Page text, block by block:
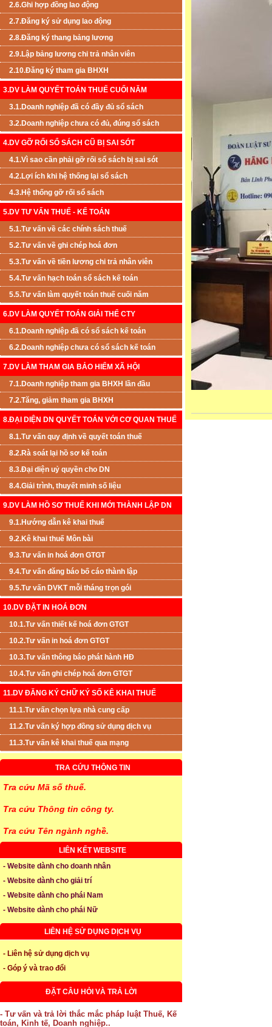
2.6.Ghi hợp đồng lao động
2.7.Đăng ký sử dụng lao động
2.8.Đăng ký thang bảng lương
2.9.Lập bảng lương chi trả nhân viên
2.10.Đăng ký tham gia BHXH
3.DV LÀM QUYẾT TOÁN THUẾ CUỐI NĂM
3.1.Doanh nghiệp đã có đầy đủ sổ sách
3.2.Doanh nghiệp chưa có đủ, đúng sổ sách
4.DV GỠ RỐI SỔ SÁCH CŨ BỊ SAI SÓT
4.1.Vì sao cần phải gỡ rối sổ sách bị sai sót
4.2.Lợi ích khi hệ thống lại sổ sách
4.3.Hệ thống gỡ rối sổ sách
5.DV TƯ VẤN THUẾ - KẾ TOÁN
5.1.Tư vấn về các chính sách thuế
5.2.Tư vấn về ghi chép hoá đơn
5.3.Tư vấn về tiền lương chi trả nhân viên
5.4.Tư vấn hạch toán sổ sách kế toán
5.5.Tư vấn làm quyết toán thuế cuối năm
6.DV LÀM QUYẾT TOÁN GIẢI THỂ CTY
6.1.Doanh nghiệp đã có sổ sách kế toán
6.2.Doanh nghiệp chưa có sổ sách kế toán
7.DV LÀM THAM GIA BẢO HIỂM XÃ HỘI
7.1.Doanh nghiệp tham gia BHXH lần đầu
7.2.Tăng, giảm tham gia BHXH
8.ĐẠI DIỆN DN QUYẾT TOÁN VỚI CƠ QUAN THUẾ
8.1.Tư vấn quy định về quyết toán thuế
8.2.Rà soát lại hồ sơ kế toán
8.3.Đại diện uỷ quyền cho DN
8.4.Giải trình, thuyết minh số liệu
9.DV LÀM HỒ SƠ THUẾ KHI MỚI THÀNH LẬP DN
9.1.Hướng dẫn kê khai thuế
9.2.Kê khai thuế Môn bài
9.3.Tư vấn in hoá đơn GTGT
9.4.Tư vấn đăng báo bố cáo thành lập
9.5.Tư vấn DVKT mỗi tháng trọn gói
10.DV ĐẶT IN HOÁ ĐƠN
10.1.Tư vấn thiết kế hoá đơn GTGT
10.2.Tư vấn in hoá đơn GTGT
10.3.Tư vấn thông báo phát hành HĐ
10.4.Tư vấn ghi chép hoá đơn GTGT
11.DV ĐĂNG KÝ CHỮ KÝ SỐ KÊ KHAI THUẾ
11.1.Tư vấn chọn lựa nhà cung cấp
11.2.Tư vấn ký hợp đồng sử dụng dịch vụ
11.3.Tư vấn kê khai thuế qua mạng
TRA CỨU THÔNG TIN
Tra cứu Mã số thuế.
Tra cứu Thông tin công ty.
Tra cứu Tên ngành nghề.
LIÊN KẾT WEBSITE
- Website dành cho doanh nhân
- Website dành cho giải trí
- Website dành cho phái Nam
- Website dành cho phái Nữ
LIÊN HỆ SỬ DỤNG DỊCH VỤ
- Liên hệ sử dụng dịch vụ
- Góp ý và trao đổi
ĐẶT CÂU HỎI VÀ TRẢ LỜI
- Tư vấn và trả lời thắc mắc pháp luật Thuế, Kế
toán, Kinh tế, Doanh nghiệp..